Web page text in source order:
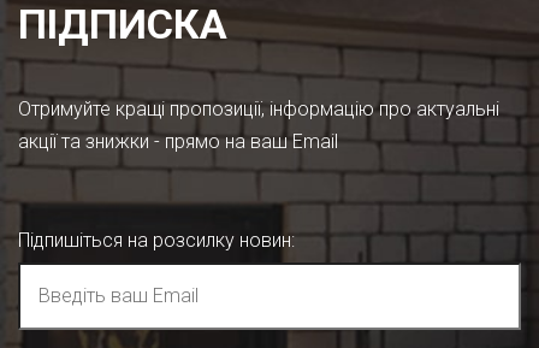
ПІДПИСКА
Отримуйте кращі пропозиції, інформацію про актуальні
акції та знижки - прямо на ваш Email
Підпишіться на розсилку новин: